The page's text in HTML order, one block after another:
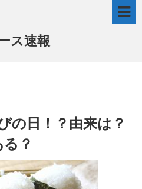
ス速報
の日！？由来は？
？